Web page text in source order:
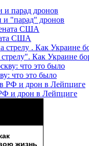
"парад" дронов
США
Как Украине
что это было
и дрон в Лейпциге